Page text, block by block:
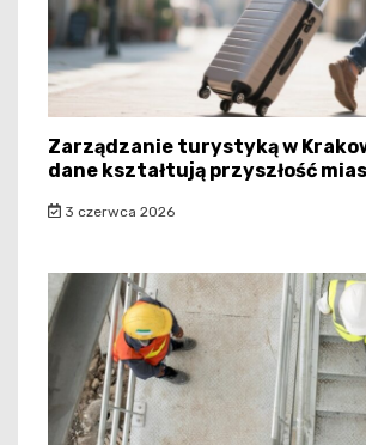
Zarządzanie turystyką w
dane kształtują przyszłość
3 czerwca 2026